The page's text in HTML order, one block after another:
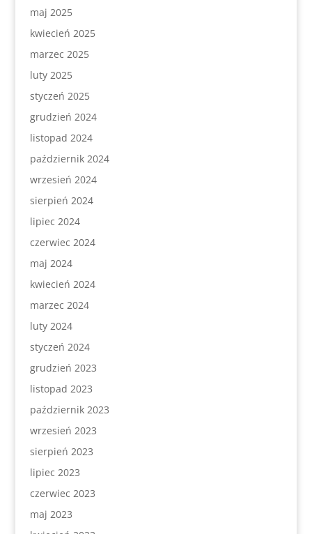
maj 2025
kwiecień 2025
marzec 2025
luty 2025
styczeń 2025
grudzień 2024
listopad 2024
październik 2024
wrzesień 2024
sierpień 2024
lipiec 2024
czerwiec 2024
maj 2024
kwiecień 2024
marzec 2024
luty 2024
styczeń 2024
grudzień 2023
listopad 2023
październik 2023
wrzesień 2023
sierpień 2023
lipiec 2023
czerwiec 2023
maj 2023